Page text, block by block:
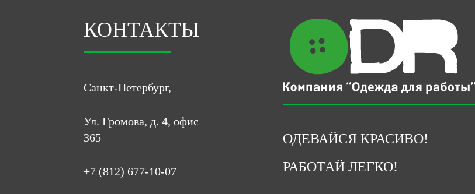
КОНТАКТЫ
Санкт-Петербург,
Ул. Громова, д. 4, офис
365
+7 (812) 677-10-07
ОДЕВАЙСЯ КРАСИВО!
РАБОТАЙ ЛЕГКО!